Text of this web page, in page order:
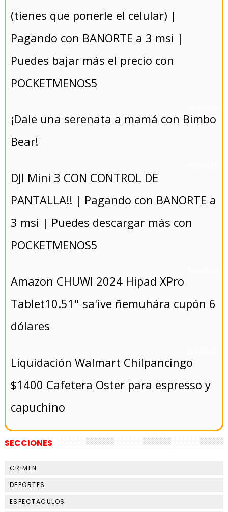
(tienes que ponerle el celular) |
Pagando con BANORTE a 3 msi |
Puedes bajar más el precio con
POCKETMENOS5
¡Dale una serenata a mamá con Bimbo
Bear!
DJI Mini 3 CON CONTROL DE
PANTALLA!! | Pagando con BANORTE a
3 msi | Puedes descargar más con
POCKETMENOS5
Amazon CHUWI 2024 Hipad XPro
Tablet10.51" sa'ive ñemuhára cupón 6
dólares
Liquidación Walmart Chilpancingo
$1400 Cafetera Oster para espresso y
capuchino
SECCIONES
CRIMEN
DEPORTES
ESPECTACULOS